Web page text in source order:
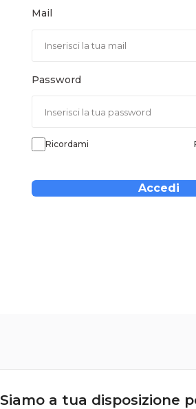
Mail
Password
Ricordami
Accedi
Siamo a tua disposizione